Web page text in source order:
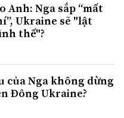
Anh: Nga sắp “mất
Ukraine sẽ "lật
thế"?
của Nga không dừng
Đông Ukraine?